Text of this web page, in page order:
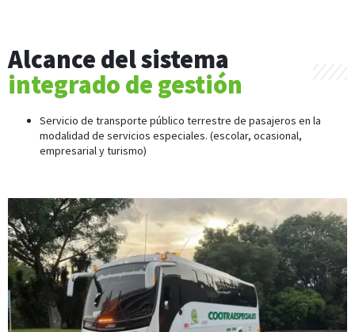
Alcance del sistema
integrado de gestión
Servicio de transporte público terrestre de pasajeros en la
modalidad de servicios especiales. (escolar, ocasional,
empresarial y turismo)